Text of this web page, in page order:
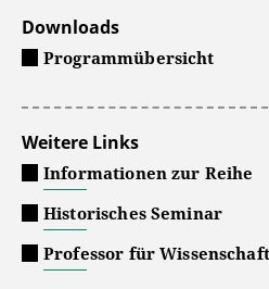
Downloads
Programmübersicht
Weitere Links
Informationen zur Reihe
Historisches Seminar
Professor für